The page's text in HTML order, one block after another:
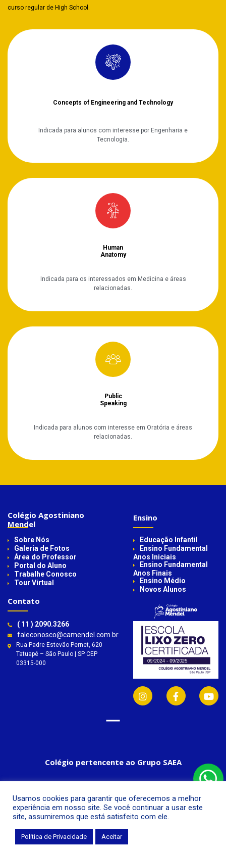
curso regular de High School.
Concepts of Engineering and Technology
Indicada para alunos com interesse por Engenharia e
Tecnologia.
Human
Anatomy
Indicada para os interessados em Medicina e áreas
relacionadas.
Public
Speaking
Indicada para alunos com interesse em Oratória e áreas
relacionadas.
Usamos cookies para garantir que oferecemos a melhor
experiência em nosso site. Se você continuar a usar este
site, assumiremos que está satisfeito com ele.
Política de Privacidade Aceitar
Colégio Agostiniano
Mendel
Sobre Nós
Galeria de Fotos
Área do Professor
Portal do Aluno
Trabalhe Conosco
Tour Virtual
Ensino
Educação Infantil
Ensino Fundamental
Anos Iniciais
Ensino Fundamental
Anos Finais
Ensino Médio
Novos Alunos
Colégio pertencente ao Grupo SAEA
Contato
( 11 ) 2090.3266
faleconosco@camendel.com.br
Rua Padre Estevão Pernet, 620
Tatuapé – São Paulo | SP CEP
03315-000
© Colégio Agostiniano Mendel, 2019.
Todos os direitos reservados.